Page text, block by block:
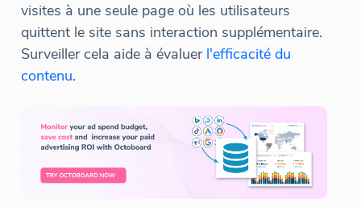
visites à une seule page où les utilisateurs
quittent le site sans interaction supplémentaire.
Surveiller cela aide à évaluer l'efficacité du
contenu.